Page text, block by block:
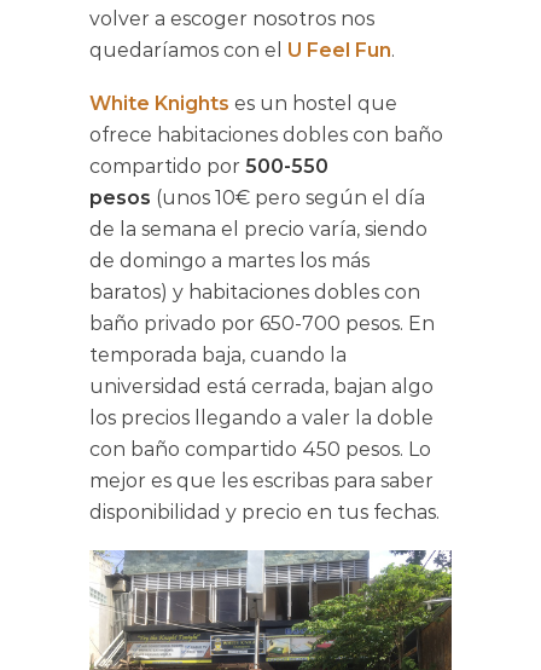
volver a escoger nosotros nos
quedaríamos con el U Feel Fun.
White Knights es un hostel que
ofrece habitaciones dobles con baño
compartido por 500-550
pesos (unos 10€ pero según el día
de la semana el precio varía, siendo
de domingo a martes los más
baratos) y habitaciones dobles con
baño privado por 650-700 pesos. En
temporada baja, cuando la
universidad está cerrada, bajan algo
los precios llegando a valer la doble
con baño compartido 450 pesos. Lo
mejor es que les escribas para saber
disponibilidad y precio en tus fechas.